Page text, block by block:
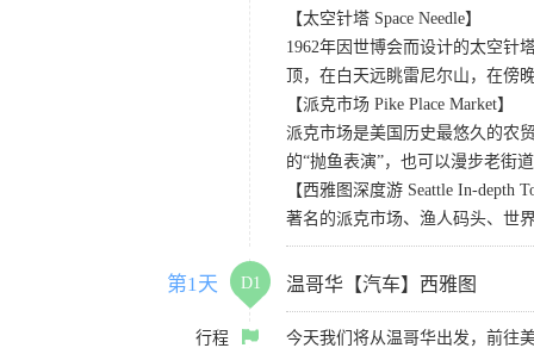
【太空针塔 Space Needle】
1962年因世博会而设计的太空针
顶，在白天远眺雷尼尔山，在傍
【派克市场 Pike Place Market】
派克市场是美国历史最悠久的农
的“抛鱼表演”，也可以漫步老街
【西雅图深度游 Seattle In-depth
著名的派克市场、渔人码头、世
第1天 D1 温哥华【汽车】西雅图
行程
今天我们将从温哥华出发，前往